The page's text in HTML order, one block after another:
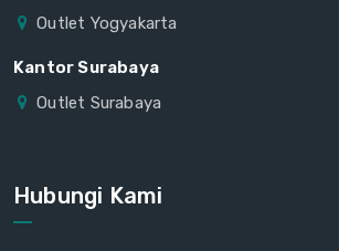
Outlet Yogyakarta
Kantor Surabaya
Outlet Surabaya
Hubungi Kami